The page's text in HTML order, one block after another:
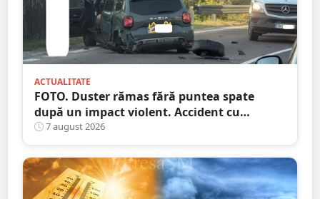
ACTUALITATE
FOTO. Duster rămas fără puntea spate
după un impact violent. Accident cu
implicarea unei mașini din Satu Mare
7 august 2026